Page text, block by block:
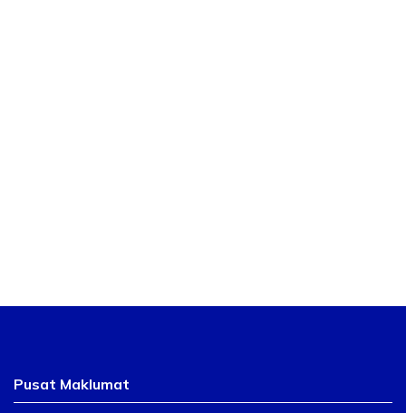
Pusat Maklumat